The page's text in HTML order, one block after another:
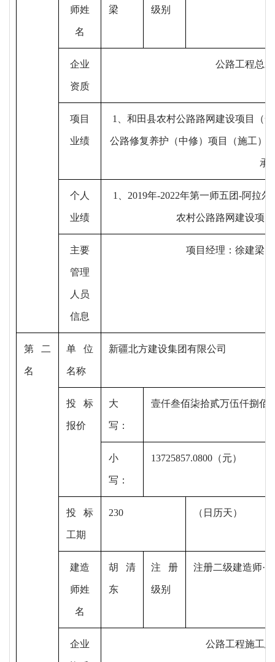
师姓
名
梁 级别
企业
资质
公路工程总
项目
业绩
1、和田县农村公路路网建设项目（
公路修复养护（中修）项目（施工）
承
个人
业绩
1、2019年-2022年第一师五团-阿拉
农村公路路网建设项
主要
管理
人员
信息
项目经理： 徐建梁
第二
名
单位
名称
新疆北方建设集团有限公司
投标
报价
大
写：
壹仟叁佰柒拾贰万伍仟捌佰
小
写：
13725857.0800（元）
投标
工期
230 （日历天）
建造
师姓
名
胡清
东
注册
级别
注册二级建造师·
企业 公路工程施工